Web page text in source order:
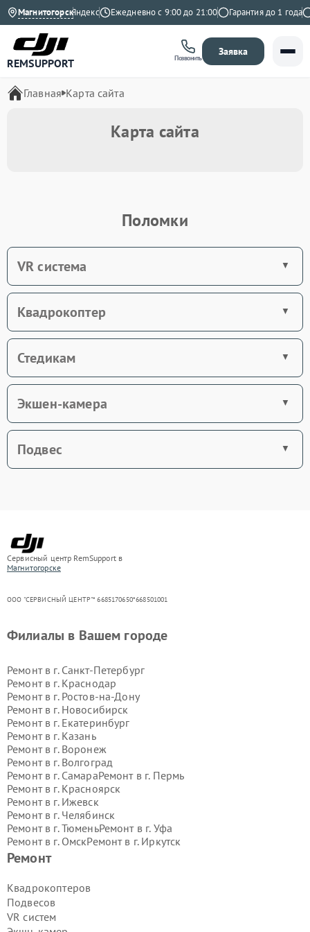
Магнитогорск
4.9 на Яндекс Ежедневно с 9:00 до 21:00 Гарантия до 1 года
REMSUPPORT Позвонить
Заявка
Главная Карта сайта
Карта сайта
Поломки
VR система
Квадрокоптер
Стедикам
Экшен-камера
Подвес
Сервисный центр RemSupport в
Магнитогорске
ООО "СЕРВИСНЫЙ ЦЕНТР"* 6685170650*668501001
Ремонт
Квадрокоптеров
Подвесов
VR систем
Филиалы в Вашем городе
Ремонт в г. Санкт-Петербург
Ремонт в г. Краснодар
Ремонт в г. Ростов-на-Дону
Ремонт в г. Новосибирск
Ремонт в г. Екатеринбург
Ремонт в г. Казань
Ремонт в г. Воронеж
Ремонт в г. Волгоград
Ремонт в г. СамараРемонт в г. Пермь
Ремонт в г. Красноярск
Ремонт в г. Ижевск
Ремонт в г. Челябинск
Ремонт в г.ТюменьРемонт в г. Уфа
Ремонт в г. ОмскРемонт в г. Иркутск
Ремонт в г.
Ремонт в г.
Ремонт в г.Тольятти
Ремонт в г.
Ремонт в г.